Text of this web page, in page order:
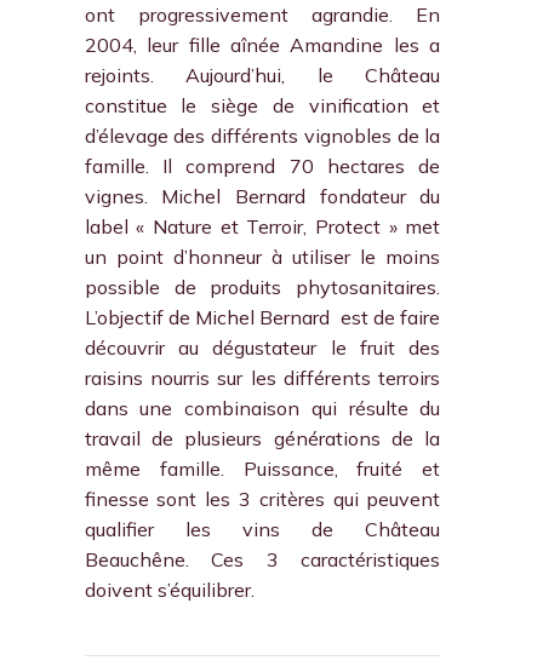
ont progressivement agrandie. En
2004, leur fille aînée Amandine les a
rejoints. Aujourd’hui, le Château
constitue le siège de vinification et
d’élevage des différents vignobles de la
famille. Il comprend 70 hectares de
vignes. Michel Bernard fondateur du
label « Nature et Terroir, Protect » met
un point d’honneur à utiliser le moins
possible de produits phytosanitaires.
L’objectif de Michel Bernard est de faire
découvrir au dégustateur le fruit des
raisins nourris sur les différents terroirs
dans une combinaison qui résulte du
travail de plusieurs générations de la
même famille. Puissance, fruité et
finesse sont les 3 critères qui peuvent
qualifier les vins de Château
Beauchêne. Ces 3 caractéristiques
doivent s’équilibrer.